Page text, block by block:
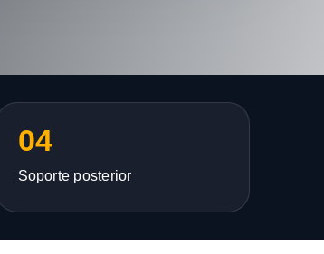
04
Soporte posterior